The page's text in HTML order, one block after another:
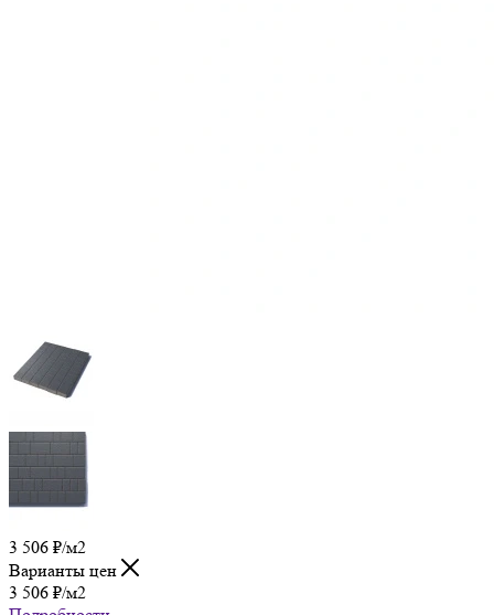
3 506 ₽/м2
Варианты цен
3 506 ₽/м2